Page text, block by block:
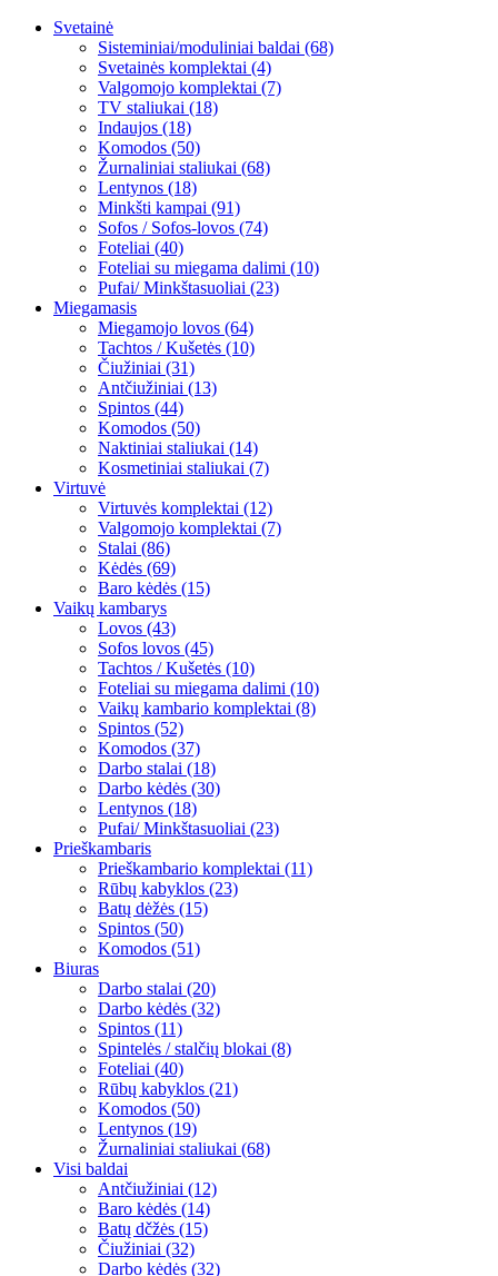
Svetainė
Sisteminiai/moduliniai baldai (68)
Svetainės komplektai (4)
Valgomojo komplektai (7)
TV staliukai (18)
Indaujos (18)
Komodos (50)
Žurnaliniai staliukai (68)
Lentynos (18)
Minkšti kampai (91)
Sofos / Sofos-lovos (74)
Foteliai (40)
Foteliai su miegama dalimi (10)
Pufai/ Minkštasuoliai (23)
Miegamasis
Miegamojo lovos (64)
Tachtos / Kušetės (10)
Čiužiniai (31)
Antčiužiniai (13)
Spintos (44)
Komodos (50)
Naktiniai staliukai (14)
Kosmetiniai staliukai (7)
Virtuvė
Virtuvės komplektai (12)
Valgomojo komplektai (7)
Stalai (86)
Kėdės (69)
Baro kėdės (15)
Vaikų kambarys
Lovos (43)
Sofos lovos (45)
Tachtos / Kušetės (10)
Foteliai su miegama dalimi (10)
Vaikų kambario komplektai (8)
Spintos (52)
Komodos (37)
Darbo stalai (18)
Darbo kėdės (30)
Lentynos (18)
Pufai/ Minkštasuoliai (23)
Prieškambaris
Prieškambario komplektai (11)
Rūbų kabyklos (23)
Batų dėžės (15)
Spintos (50)
Komodos (51)
Biuras
Darbo stalai (20)
Darbo kėdės (32)
Spintos (11)
Spintelės / stalčių blokai (8)
Foteliai (40)
Rūbų kabyklos (21)
Komodos (50)
Lentynos (19)
Žurnaliniai staliukai (68)
Visi baldai
Antčiužiniai (12)
Baro kėdės (14)
Batų dčžės (15)
Čiužiniai (32)
Darbo kėdės (32)